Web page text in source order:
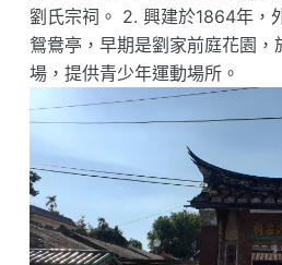
劉氏宗祠。 2. 興建於1864年，
鴛鴦亭，早期是劉家前庭花園
場，提供青少年運動場所。